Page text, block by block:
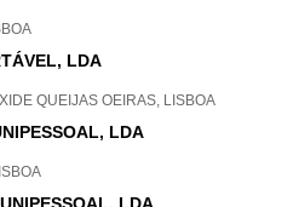
LDA
QUEIJAS OEIRAS, LISBOA
LDA